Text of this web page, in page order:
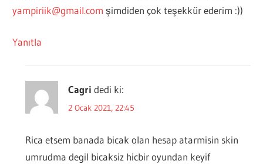
yampiriik@gmail.com şimdiden çok teşekkür ederim :))
Yanıtla
Cagri dedi ki:
2 Ocak 2021, 22:45
Rica etsem banada bicak olan hesap atarmisin skin
umrudma degil bicaksiz hicbir oyundan keyif